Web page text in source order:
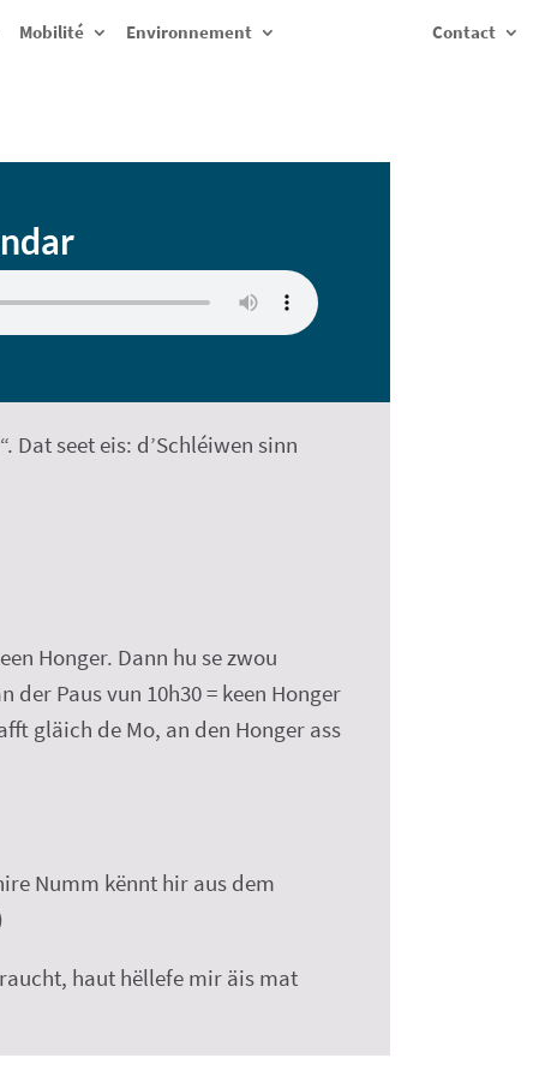
Mobilité Environnement Contact
Dat seet eis: d’Schléiwen sinn
Honger. Dann hu se zwou
der Paus vun 10h30 = keen Honger
gläich de Mo, an den Honger ass
Numm kënnt hir aus dem
haut hëllefe mir äis mat